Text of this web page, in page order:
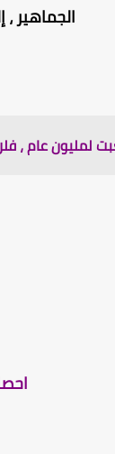
الجماهير
لمليون عام ،